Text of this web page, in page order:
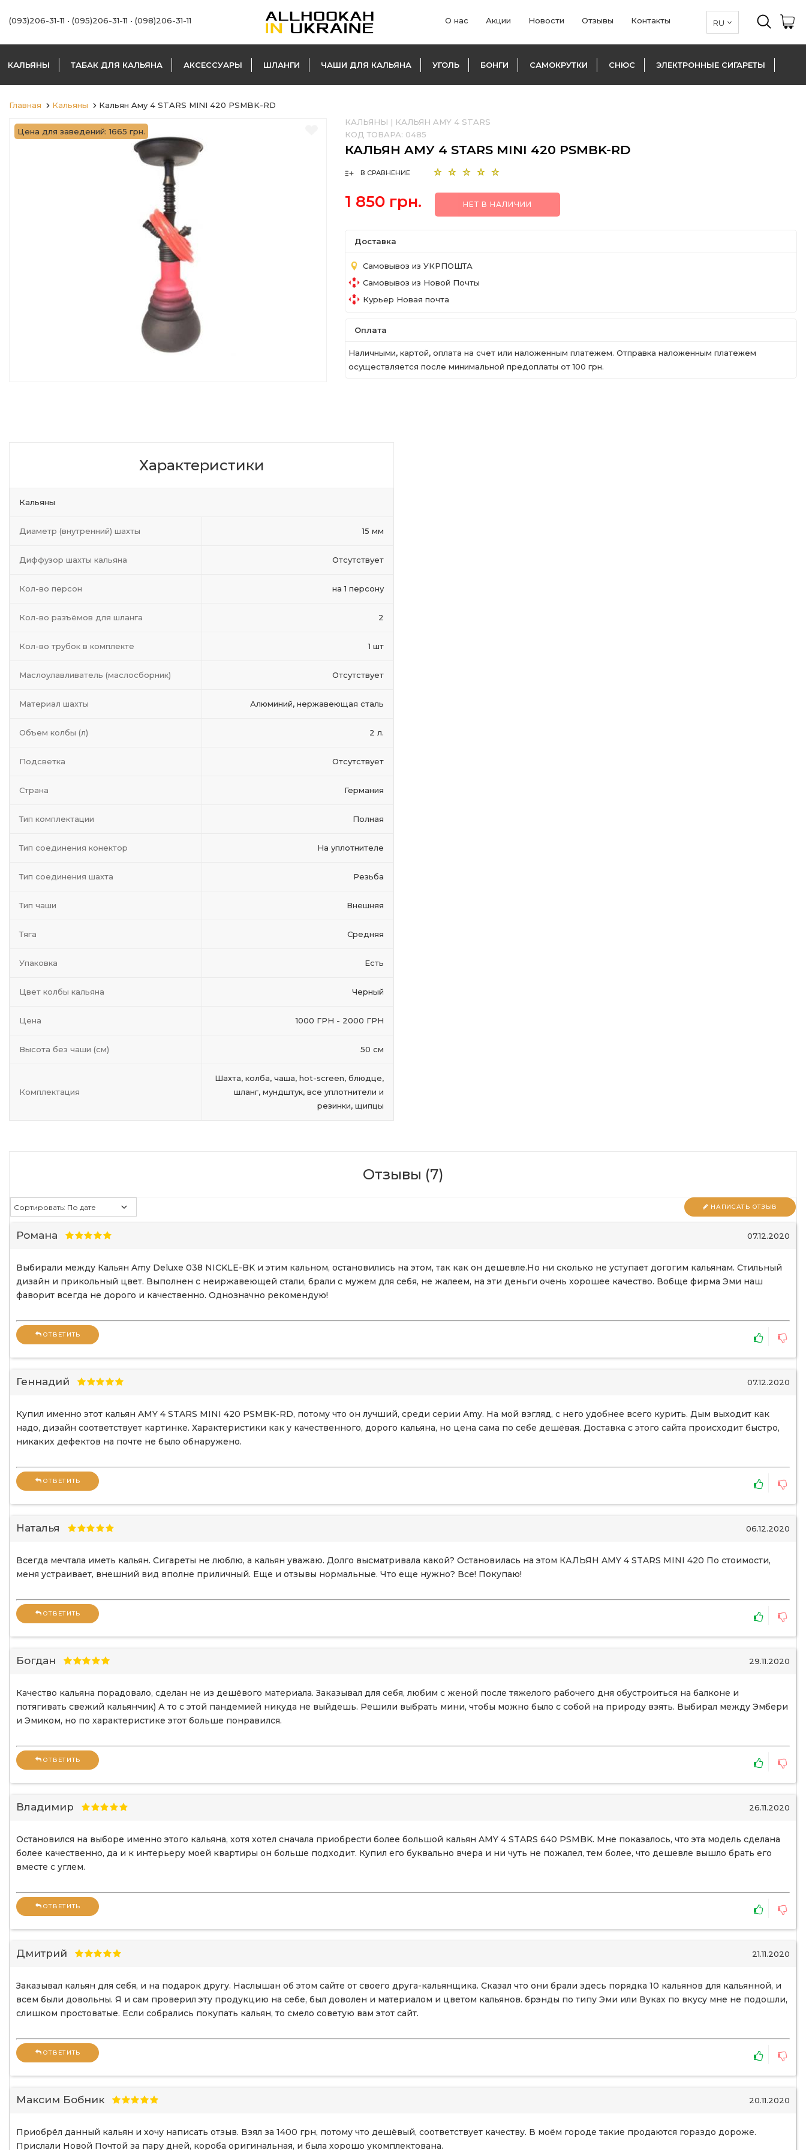
(093)206-31-11 • (095)206-31-11 • (098)206-31-11 О нас Акции Новости Отзывы Контакты
КАЛЬЯНЫ ТАБАК ДЛЯ КАЛЬЯНА АКСЕССУАРЫ ШЛАНГИ ЧАШИ ДЛЯ КАЛЬЯНА УГОЛЬ БОНГИ САМОКРУТКИ СНЮС ЭЛЕКТРОННЫЕ СИГАРЕТЫ
Главная Кальяны Кальян Aму 4 STARS MINI 420 PSMBK-RD
Цена для заведений: 1665 грн.
КАЛЬЯНЫ | КАЛЬЯН AMY 4 STARS
КОД ТОВАРА: 0485
КАЛЬЯН AМУ 4 STARS MINI 420 PSMBK-RD
В СРАВНЕНИЕ
1 850 грн. НЕТ В НАЛИЧИИ
Доставка
Самовывоз из УКРПОШТА
Самовывоз из Новой Почты
Курьер Новая почта
Оплата
Наличными, картой, оплата на счет или наложенным платежем. Отправка наложенным платежем
осуществляется после минимальной предоплаты от 100 грн.
Характеристики
Кальяны
Диаметр (внутренний) шахты 15 мм
Диффузор шахты кальяна Отсутствует
Кол-во персон на 1 персону
Кол-во разъёмов для шланга 2
Кол-во трубок в комплекте 1 шт
Маслоулавливатель (маслосборник) Отсутствует
Материал шахты Алюминий, нержавеющая сталь
Объем колбы (л) 2 л.
Подсветка Отсутствует
Страна Германия
Тип комплектации Полная
Тип соединения конектор На уплотнителе
Тип соединения шахта Резьба
Тип чаши Внешняя
Тяга Средняя
Упаковка Есть
Цвет колбы кальяна Черный
Цена 1000 ГРН - 2000 ГРН
Высота без чаши (см) 50 см
Комплектация
Шахта, колба, чаша, hot-screen, блюдце,
шланг, мундштук, все уплотнители и
резинки, щипцы
Отзывы (7)
НАПИСАТЬ ОТЗЫВ
Романа 07.12.2020
Выбирали между Кальян Amy Deluxe 038 NICKLE-BK и этим кальном, остановились на этом, так как он дешевле.Но ни сколько не уступает догогим кальянам. Стильный
дизайн и прикольный цвет. Выполнен с неиржавеющей стали, брали с мужем для себя, не жалеем, на эти деньги очень хорошее качество. Вобще фирма Эми наш
фаворит всегда не дорого и качественно. Однозначно рекомендую!
ОТВЕТИТЬ
Геннадий 07.12.2020
Купил именно этот кальян AMY 4 STARS MINI 420 PSMBK-RD, потому что он лучший, среди серии Amy. На мой взгляд, с него удобнее всего курить. Дым выходит как
надо, дизайн соответствует картинке. Характеристики как у качественного, дорого кальяна, но цена сама по себе дешёвая. Доставка с этого сайта происходит быстро,
никаких дефектов на почте не было обнаружено.
ОТВЕТИТЬ
Наталья 06.12.2020
Всегда мечтала иметь кальян. Сигареты не люблю, а кальян уважаю. Долго высматривала какой? Остановилась на этом КАЛЬЯН AMY 4 STARS MINI 420 По стоимости,
меня устраивает, внешний вид вполне приличный. Еще и отзывы нормальные. Что еще нужно? Все! Покупаю!
ОТВЕТИТЬ
Богдан 29.11.2020
Качество кальяна порадовало, сделан не из дешёвого материала. Заказывал для себя, любим с женой после тяжелого рабочего дня обустроиться на балконе и
потягивать свежий кальянчик) А то с этой пандемией никуда не выйдешь. Решили выбрать мини, чтобы можно было с собой на природу взять. Выбирал между Эмбери
и Эмиком, но по характеристике этот больше понравился.
ОТВЕТИТЬ
Владимир 26.11.2020
Остановился на выборе именно этого кальяна, хотя хотел сначала приобрести более большой кальян AMY 4 STARS 640 PSMBK. Мне показалось, что эта модель сделана
более качественно, да и к интерьеру моей квартиры он больше подходит. Купил его буквально вчера и ни чуть не пожалел, тем более, что дешевле вышло брать его
вместе с углем.
ОТВЕТИТЬ
Дмитрий 21.11.2020
Заказывал кальян для себя, и на подарок другу. Наслышан об этом сайте от своего друга-кальянщика. Сказал что они брали здесь порядка 10 кальянов для кальянной, и
всем были довольны. Я и сам проверил эту продукцию на себе, был доволен и материалом и цветом кальянов. брэнды по типу Эми или Вуках по вкусу мне не подошли,
слишком простоватые. Если собрались покупать кальян, то смело советую вам этот сайт.
ОТВЕТИТЬ
Максим Бобник 20.11.2020
Приобрёл данный кальян и хочу написать отзыв. Взял за 1400 грн, потому что дешёвый, соответствует качеству. В моём городе такие продаются гораздо дороже.
Прислали Новой Почтой за пару дней, короба оригинальная, и была хорошо укомплектована.